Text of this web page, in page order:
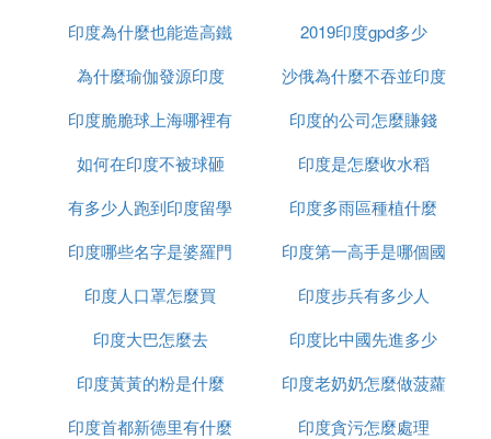
很深的震撼，不管是從外形還是從內飾以及內部空
間，還和材質方面和其他車相比都有很大的優越性。
之後了解的非常清楚了。
④ 印度的塔塔有聽說過的嗎 這個公司怎麼
塔塔集團是印度最大的集團公司，創立於1868年，總
部位於印度孟買。2009年，總資產達517億美元，被
《福布斯》評為全球最受尊敬的公司第11位。
⑤ 盤點印度國內汽車：以開奧拓為豪，中
國神車曾在此大賣
印度為什麼也能造高鐵
2019印度gpd多少
為什麼瑜伽發源印度
沙俄為什麼不吞並印度
印度脆脆球上海哪裡有
印度的公司怎麼賺錢
如何在印度不被球砸
印度是怎麼收水稻
有多少人跑到印度留學
印度多雨區種植什麼
印度哪些名字是婆羅門
種姓
印度第一高手是哪個國
家
印度人口罩怎麼買
印度步兵有多少人
印度大巴怎麼去
印度比中國先進多少
印度黃黃的粉是什麼
印度老奶奶怎麼做菠蘿
印度首都新德里有什麼
印度貪污怎麼處理